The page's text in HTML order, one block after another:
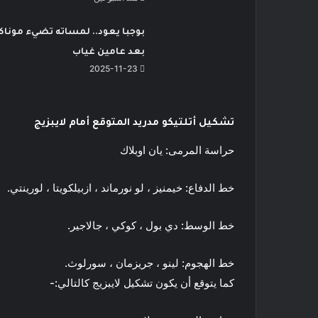
بوجبا يعود.. لمساته تضيء
بعد عامين غياب
2025-11-23
تشكيل أتلتيكو مدريد المتوقع أمام لايبزيج
حراسة المرمى: يان اوبلاك
خط الدفاع: خيمنيز ، لو نورماند ، ازبيلكويتا ، لورينتي.
خط الوسط: دي بول ، كوكي ، جالاجير.
خط الهجوم: لينو ، جريزمان ، سورلوث.
كما يتوقع أن يكون تشكيل لايبزيج كالتالي:-